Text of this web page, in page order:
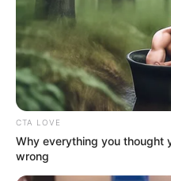
CTA LOVE
Why everything you thought
wrong